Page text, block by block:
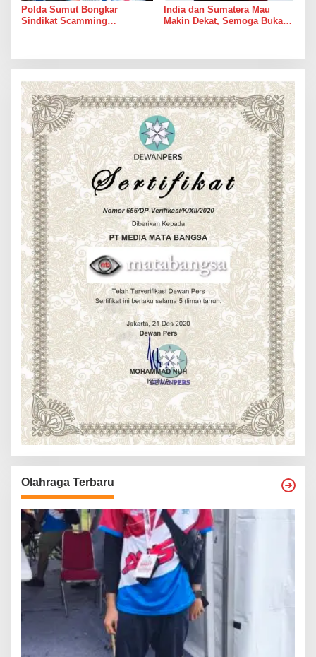
Polda Sumut Bongkar
Sindikat Scamming
India dan Sumatera Mau
Makin Dekat, Semoga Bukan
Olahraga Terbaru